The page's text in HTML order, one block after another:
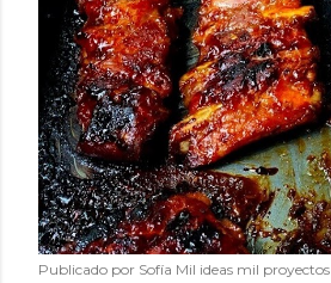
Publicado por Sofía Mil ideas mil proyectos